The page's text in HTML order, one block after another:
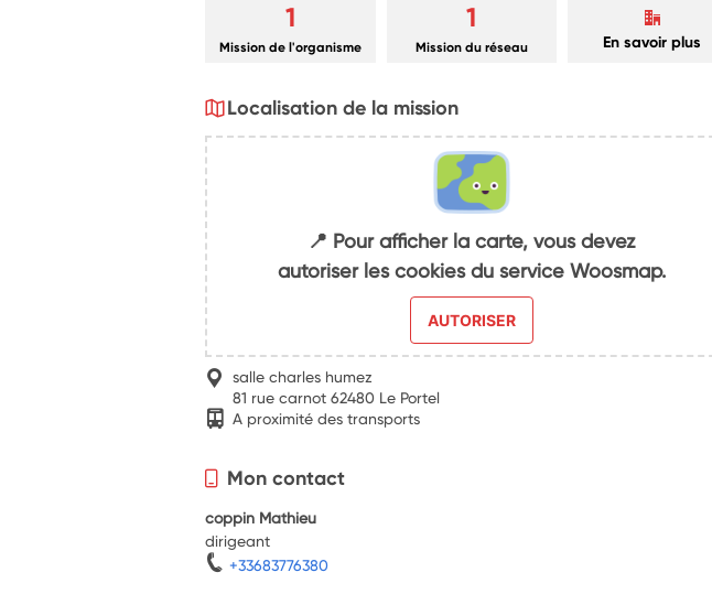
1
Mission de l'organisme
1
Mission du réseau En savoir plus
Localisation de la mission
📍 Pour afficher la carte, vous devez
autoriser les cookies du service Woosmap.
AUTORISER
salle charles humez
81 rue carnot 62480 Le Portel
A proximité des transports
Mon contact
coppin Mathieu
dirigeant
+33683776380